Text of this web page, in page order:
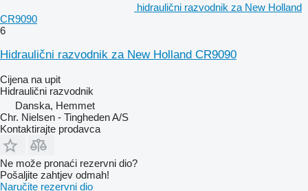
hidraulični razvodnik za New Holland
CR9090
6
Hidraulični razvodnik za New Holland CR9090
Cijena na upit
Hidraulični razvodnik
Danska, Hemmet
Chr. Nielsen - Tingheden A/S
Kontaktirajte prodavca
Ne može pronaći rezervni dio?
Pošaljite zahtjev odmah!
Naručite rezervni dio